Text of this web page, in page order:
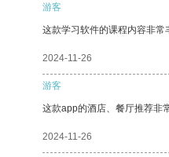
游客
这款学习软件的课程内容非常
2024-11-26
游客
这款app的酒店、餐厅推荐非
2024-11-26